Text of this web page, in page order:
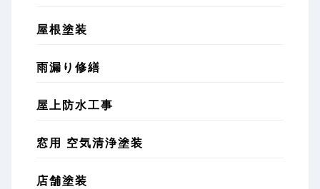
屋根塗装
雨漏り修繕
屋上防水工事
窓用 空気清浄塗装
店舗塗装